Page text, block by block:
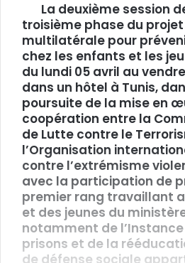
La deuxième session
troisième phase du
multilatérale pour
chez les enfants et les
du lundi 05 avril au
dans un hôtel à Tunis,
poursuite de la mise en
coopération entre la
de Lutte contre le
l’Organisation
contre l’extrémisme
avec la participation de
premier rang travaillant
et des jeunes du
notamment de
prisons et de la